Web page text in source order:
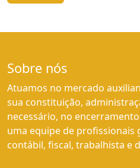
Sobre nós
Atuamos no mercado
sua constituição,
necessário, no
uma equipe de profissionais
contábil, fiscal, trabalhista e